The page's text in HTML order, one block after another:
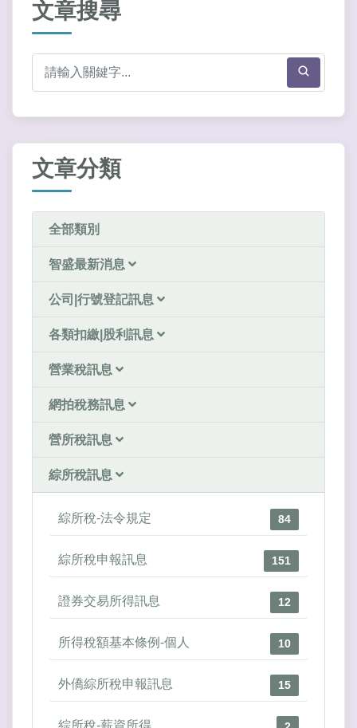
文章搜尋
文章分類
全部類別
智盛最新消息
公司|行號登記訊息
各類扣繳|股利訊息
營業稅訊息
網拍稅務訊息
營所稅訊息
綜所稅訊息
綜所稅-法令規定 84
綜所稅申報訊息 151
證券交易所得訊息 12
所得稅額基本條例-個人 10
外僑綜所稅申報訊息 15